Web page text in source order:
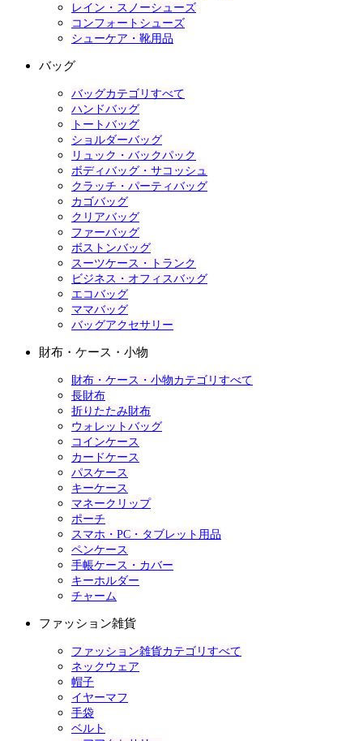
レイン・スノーシューズ
コンフォートシューズ
シューケア・靴用品
バッグ
バッグカテゴリすべて
ハンドバッグ
トートバッグ
ショルダーバッグ
リュック・バックパック
ボディバッグ・サコッシュ
クラッチ・パーティバッグ
カゴバッグ
クリアバッグ
ファーバッグ
ボストンバッグ
スーツケース・トランク
ビジネス・オフィスバッグ
エコバッグ
ママバッグ
バッグアクセサリー
財布・ケース・小物
財布・ケース・小物カテゴリすべて
長財布
折りたたみ財布
ウォレットバッグ
コインケース
カードケース
パスケース
キーケース
マネークリップ
ポーチ
スマホ・PC・タブレット用品
ペンケース
手帳ケース・カバー
キーホルダー
チャーム
ファッション雑貨
ファッション雑貨カテゴリすべて
ネックウェア
帽子
イヤーマフ
手袋
ベルト